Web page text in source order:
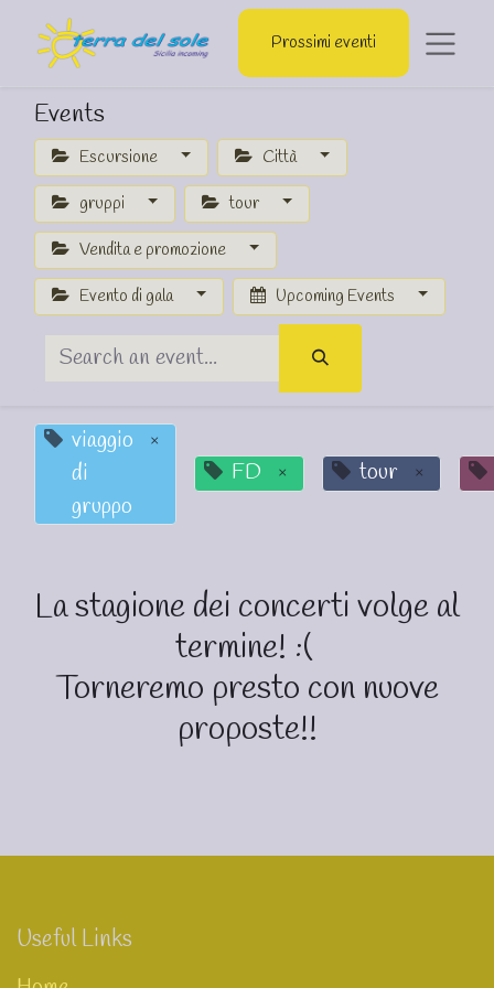
Prossimi eventi
Events
Escursione Città
gruppi tour
Vendita e promozione
Evento di gala Upcoming Events
viaggio
di
gruppo
×
FD × tour ×
La stagione dei concerti volge al
termine! :(
Torneremo presto con nuove
proposte!!
Useful Links